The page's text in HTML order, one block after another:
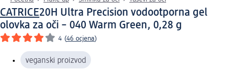
CATRICE20H Ultra Precision vodootporna gel
olovka za oči – 040 Warm Green, 0,28 g
4 (46 ocjena)
veganski proizvod